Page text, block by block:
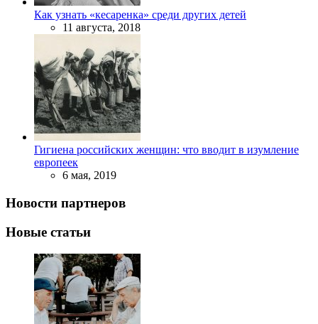
Как узнать «кесаренка» среди других детей
11 августа, 2018
Гигиена российских женщин: что вводит в изумление
европеек
6 мая, 2019
Новости партнеров
Новые статьи